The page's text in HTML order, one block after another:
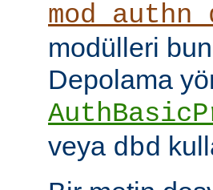
modülleri
Depolama
veya dbd